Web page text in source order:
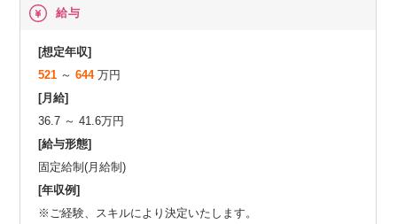
給与
[想定年収]
521 ～644万円
[月給]
36.7 ～ 41.6万円
[給与形態]
固定給制(月給制)
[年収例]
※ご経験、スキルにより決定いたします。